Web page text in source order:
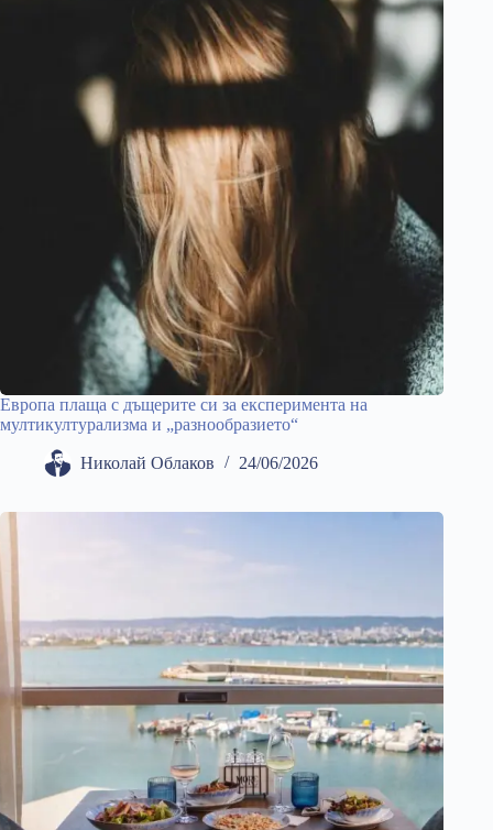
Европа плаща с дъщерите си за експеримента на
мултикултурализма и „разнообразието“
Николай Облаков 24/06/2026